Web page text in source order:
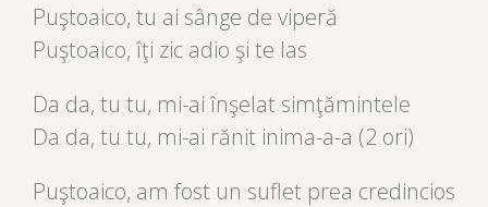
Puştoaico, tu ai sânge de viperă
Puştoaico, îţi zic adio şi te las
Da da, tu tu, mi-ai înşelat simţămintele
Da da, tu tu, mi-ai rănit inima-a-a (2 ori)
Puştoaico, am fost un suflet prea credincios